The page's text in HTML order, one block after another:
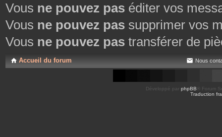
Vous ne pouvez pas éditer vos
Vous ne pouvez pas supprimer vos
Vous ne pouvez pas transférer de
Accueil du forum Nous
Développé par phpBB ® Forum
Traduction